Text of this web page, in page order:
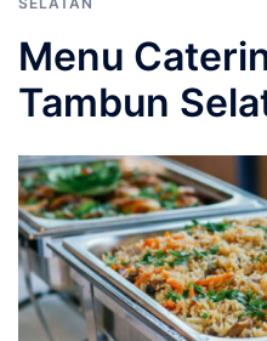
Menu
Tambun